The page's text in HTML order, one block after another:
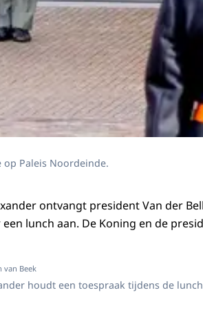
Paleis Noordeinde.
ontvangt president Van der
lunch aan. De Koning en de
van Beek
houdt een toespraak tijdens de